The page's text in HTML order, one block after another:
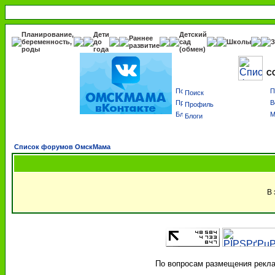
Планирование,
беременность,
роды
Дети
до
года
Раннее
развитие
Детский
сад
(обмен)
Школы
Поиск
Профиль
Блоги
Список форумов ОмскМама
В
По вопросам размещения